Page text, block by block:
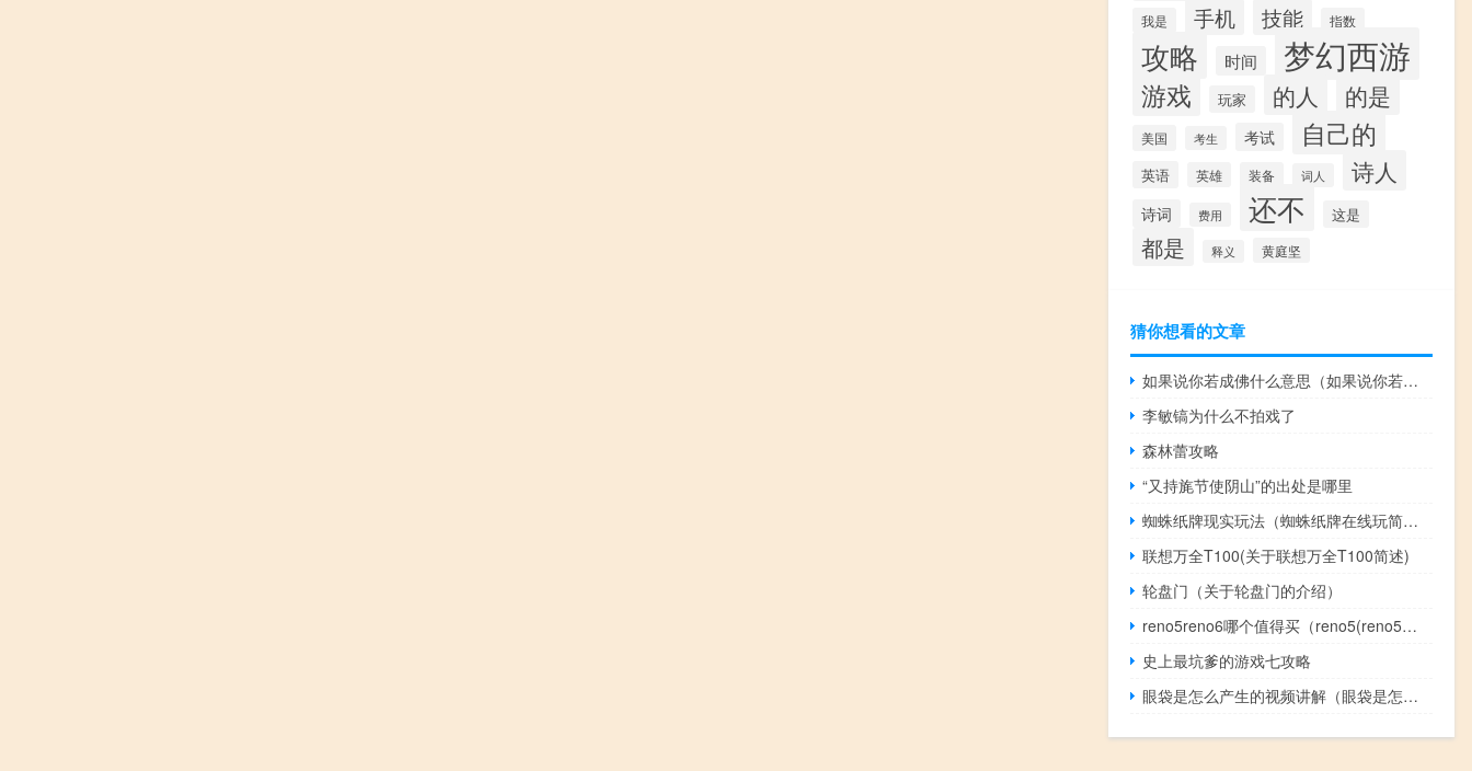
我是 手机 技能 指数
攻略 时间 梦幻西游
游戏 玩家 的人 的是
美国 考生 考试 自己的
英语 英雄 装备 词人 诗人
诗词 费用 还不 这是
都是 释义 黄庭坚
猜你想看的文章
如果说你若成佛什么意思（如果说你若成佛）
李敏镐为什么不拍戏了
森林蕾攻略
“又持旄节使阴山”的出处是哪里
蜘蛛纸牌现实玩法（蜘蛛纸牌在线玩简介）
联想万全T100(关于联想万全T100简述)
轮盘门（关于轮盘门的介绍）
reno5reno6哪个值得买（reno5(reno5参数)）
史上最坑爹的游戏七攻略
眼袋是怎么产生的视频讲解（眼袋是怎么产生的）